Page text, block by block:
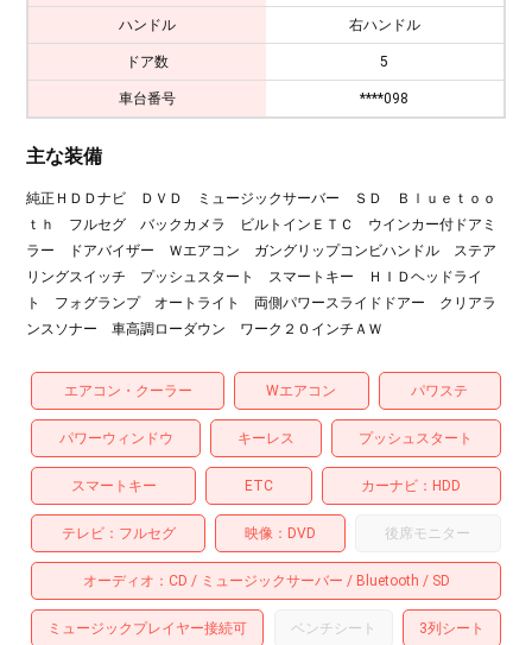
ハンドル 右ハンドル
ドア数 5
車台番号 ****098
主な装備
純正ＨＤＤナビ ＤＶＤ ミュージックサーバー ＳＤ Ｂｌｕｅｔｏｏ
ｔｈ フルセグ バックカメラ ビルトインＥＴＣ ウインカー付ドアミ
ラー ドアバイザー Ｗエアコン ガングリップコンビハンドル ステア
リングスイッチ プッシュスタート スマートキー ＨＩＤヘッドライ
ト フォグランプ オートライト 両側パワースライドドアー クリアラ
ンスソナー 車高調ローダウン ワーク２０インチＡＷ
エアコン・クーラー Wエアコン パワステ
パワーウィンドウ キーレス プッシュスタート
スマートキー ETC カーナビ HDD
テレビ フルセグ 映像 DVD 後席モニター
オーディオ CD ミュージックサーバー Bluetooth SD
ミュージックプレイヤー接続可 ベンチシート 3列シート